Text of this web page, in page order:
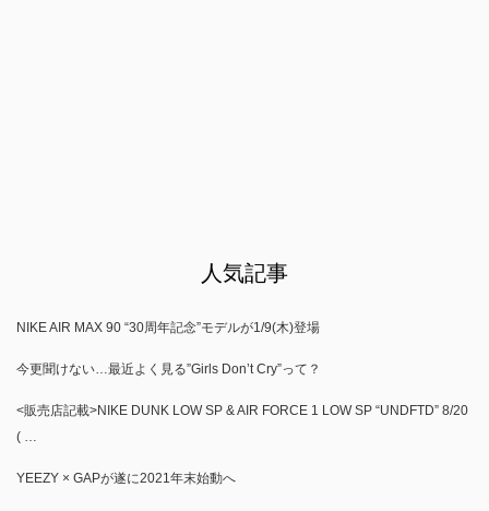
人気記事
NIKE AIR MAX 90 “30周年記念”モデルが1/9(木)登場
今更聞けない…最近よく見る”Girls Don’t Cry”って？
<販売店記載>NIKE DUNK LOW SP & AIR FORCE 1 LOW SP “UNDFTD” 8/20
( …
YEEZY × GAPが遂に2021年末始動へ